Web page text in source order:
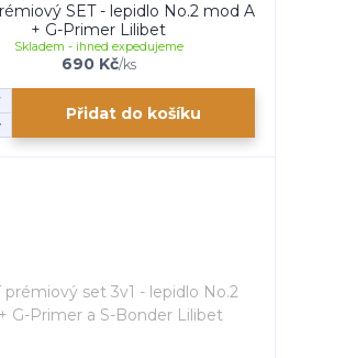
SET - lepidlo No.2 mod A
+ G-Primer Lilibet
690 Kč/ks
Skladem - ihned expedujeme
Přidat do košíku